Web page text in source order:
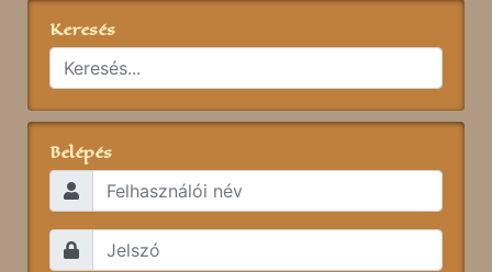
Keresés
Belépés